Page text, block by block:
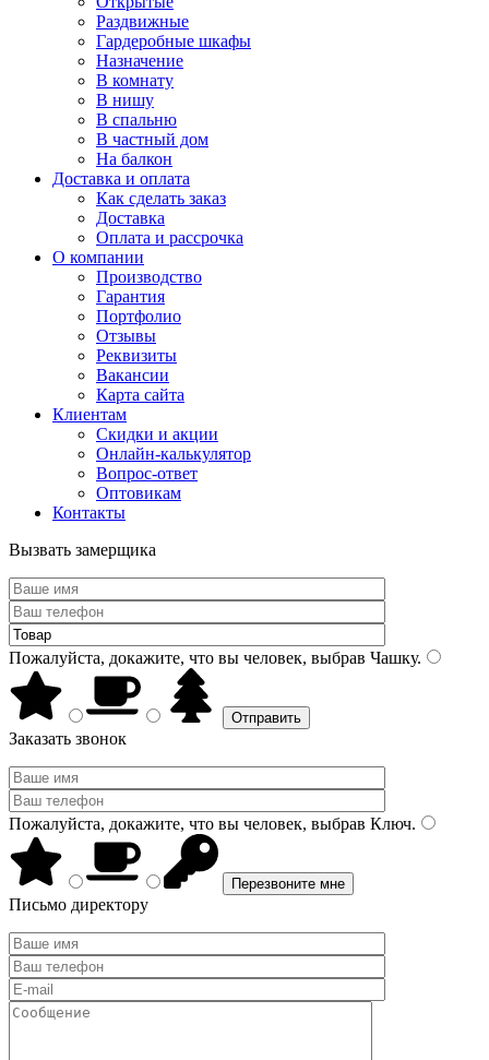
Раздвижные
Гардеробные шкафы
Назначение
В комнату
В нишу
В спальню
В частный дом
На балкон
Доставка и оплата
Как сделать заказ
Доставка
Оплата и рассрочка
О компании
Производство
Гарантия
Портфолио
Отзывы
Реквизиты
Вакансии
Карта сайта
Клиентам
Скидки и акции
Онлайн-калькулятор
Вопрос-ответ
Оптовикам
Контакты
Вызвать замерщика
Пожалуйста, докажите, что вы человек, выбрав Чашку.
Заказать звонок
Пожалуйста, докажите, что вы человек, выбрав Ключ.
Письмо директору